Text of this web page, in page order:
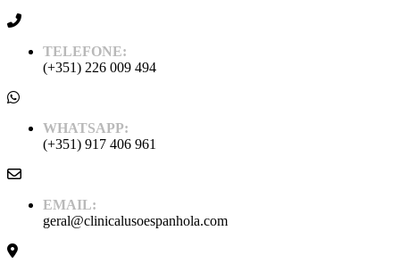
TELEFONE:
(+351) 226 009 494
WHATSAPP:
(+351) 917 406 961
EMAIL:
geral@clinicalusoespanhola.com